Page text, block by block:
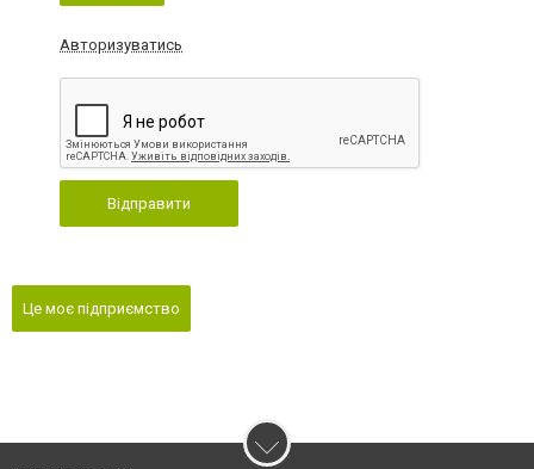
Авторизуватись
Відправити
Це моє підприємство